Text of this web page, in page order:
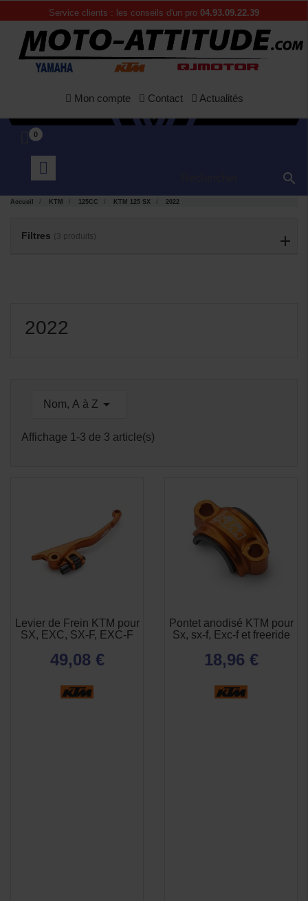
Service clients : les conseils d'un pro 04.93.09.22.39
Mon compte Contact Actualités
0

Accueil KTM 125CC KTM 125 SX 2022
Filtres (3 produits)
2022
Nom, A à Z 
Affichage 1-3 de 3 article(s)
Levier de Frein KTM pour
SX, EXC, SX-F, EXC-F
49,08 €
Pontet anodisé KTM pour
Sx, sx-f, Exc-f et freeride
18,96 €
APERÇU
RAPIDE